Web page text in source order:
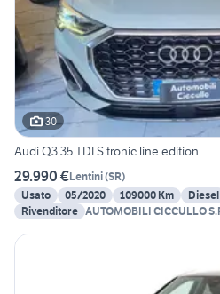
30
Audi Q3 35 TDI S tronic line edition
29.990 €Lentini(SR)
Usato
05/2020 109000 Km Diesel
Rivenditore AUTOMOBILI CICCULLO